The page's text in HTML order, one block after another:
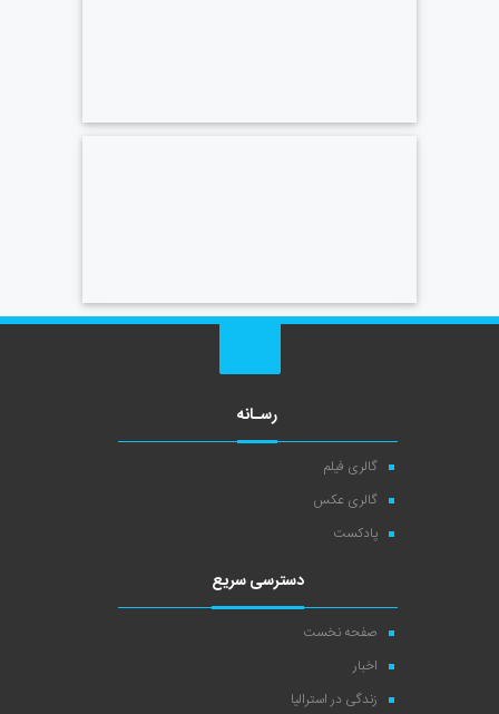
رسـانه
گالری فیلم
گالری عکس
پادکست
دسترسی سریع
صفحه نخست
اخبار
زندگی در استرالیا